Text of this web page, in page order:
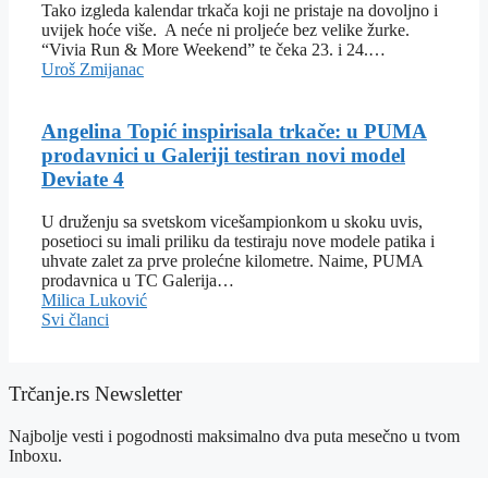
Tako izgleda kalendar trkača koji ne pristaje na dovoljno i
uvijek hoće više. A neće ni proljeće bez velike žurke.
“Vivia Run & More Weekend” te čeka 23. i 24.…
Uroš Zmijanac
Angelina Topić inspirisala trkače: u PUMA
prodavnici u Galeriji testiran novi model
Deviate 4
U druženju sa svetskom vicešampionkom u skoku uvis,
posetioci su imali priliku da testiraju nove modele patika i
uhvate zalet za prve prolećne kilometre. Naime, PUMA
prodavnica u TC Galerija…
Milica Luković
Svi članci
Trčanje.rs Newsletter
Najbolje vesti i pogodnosti maksimalno dva puta mesečno u tvom
Inboxu.